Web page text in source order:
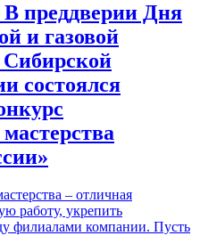
преддверии Дня
и газовой
состоялся
– отличная
работу, укрепить
филиалами компании. Пусть